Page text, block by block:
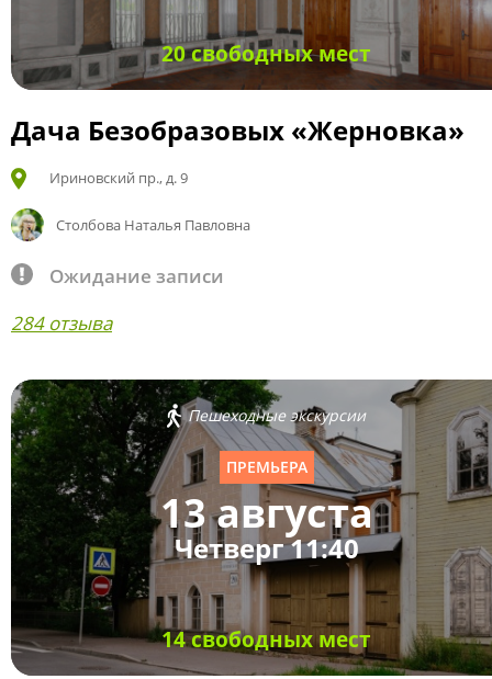
20 свободных мест
Дача Безобразовых «Жерновка»
Ириновский пр., д. 9
Столбова Наталья Павловна
Ожидание записи
284 отзыва
Пешеходные экскурсии
ПРЕМЬЕРА
13 августа
Четверг 11:40
14 свободных мест